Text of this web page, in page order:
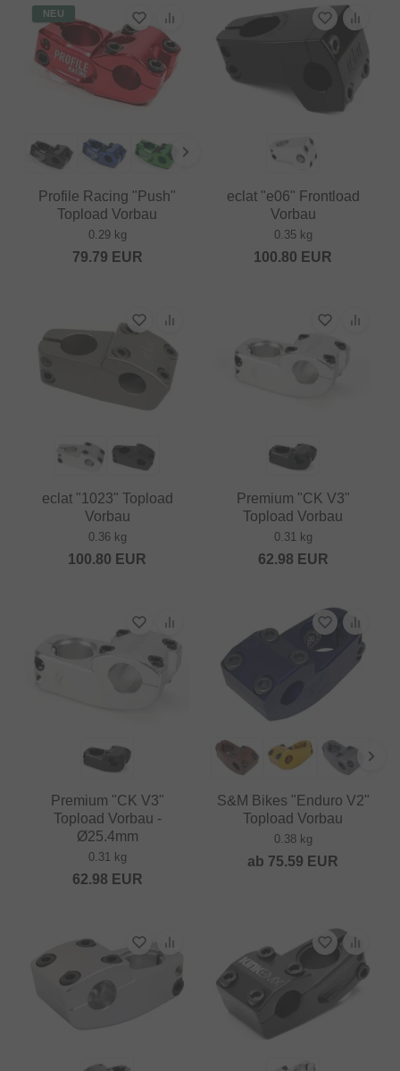
NEU
Profile Racing "Push"
Topload Vorbau
0.29 kg
79.79 EUR
eclat "e06" Frontload
Vorbau
0.35 kg
100.80 EUR
eclat "1023" Topload
Vorbau
0.36 kg
100.80 EUR
Premium "CK V3"
Topload Vorbau
0.31 kg
62.98 EUR
Premium "CK V3"
Topload Vorbau -
Ø25.4mm
0.31 kg
62.98 EUR
S&M Bikes "Enduro V2"
Topload Vorbau
0.38 kg
ab 75.59 EUR